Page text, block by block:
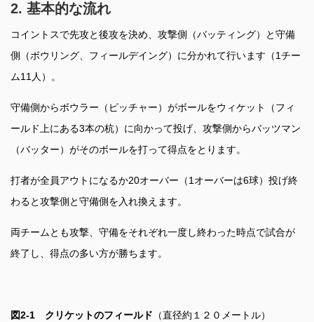
2. 基本的な流れ
コイントスで先攻と後攻を決め、攻撃側（バッティング）と守備
側（ボウリング、フィールデイング）に分かれて行います（1チー
ム11人）。
守備側からボウラー（ピッチャー）がボールをウィケット（フィ
ールド上にある3本の杭）に向かって投げ、攻撃側からバッツマン
（バッター）がそのボールを打って得点をとります。
打者が全員アウトになるか20オーバー（1オーバーは6球）投げ終
わると攻撃側と守備側を入れ換えます。
両チームとも攻撃、守備をそれぞれ一度し終わった時点で試合が
終了し、得点の多い方が勝ちます。
図2-1 クリケットのフィールド （直径約１２０メートル）